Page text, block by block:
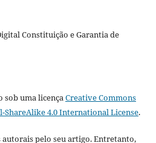
Constituição e Garantia de
sob uma licençaCreative Commons
4.0 International License.
pelo seu artigo. Entretanto,